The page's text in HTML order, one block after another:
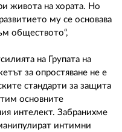
живота на хората. Но
му се основава
обществото“,
на Групата на
за опростяване не е
стандарти за защита
основните
интелект. Забранихме
интимни